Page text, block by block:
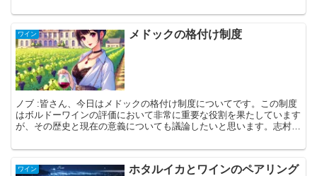
ワイン メドックの格付け制度
ノブ :皆さん、今日はメドックの格付け制度についてです。この制度
はボルドーワインの評価において非常に重要な役割を果たしています
が、その歴史と現在の意義についても議論したいと思います。志村さ
ワイン ホタルイカとワインのペアリング